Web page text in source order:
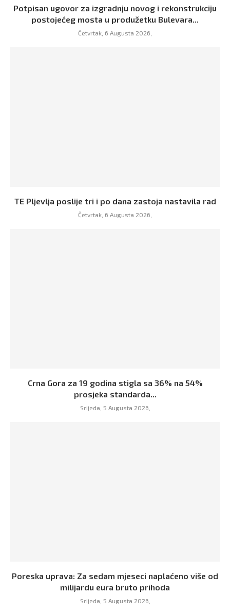
Potpisan ugovor za izgradnju novog i rekonstrukciju
postojećeg mosta u produžetku Bulevara...
Četvrtak, 6 Augusta 2026,
TE Pljevlja poslije tri i po dana zastoja nastavila rad
Četvrtak, 6 Augusta 2026,
Crna Gora za 19 godina stigla sa 36% na 54%
prosjeka standarda...
Srijeda, 5 Augusta 2026,
Poreska uprava: Za sedam mjeseci naplaćeno više od
milijardu eura bruto prihoda
Srijeda, 5 Augusta 2026,